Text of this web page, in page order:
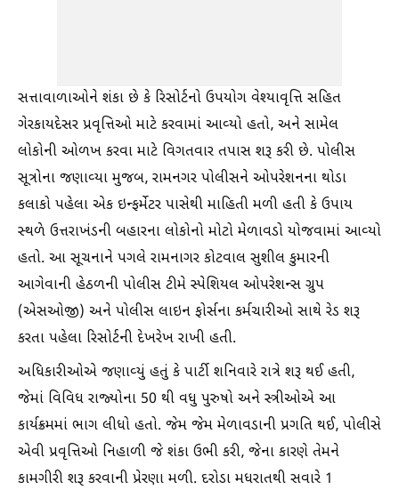
સત્તાવાળાઓને શંકા છે કે રિસોર્ટનો ઉપયોગ વેશ્યાવૃત્તિ સહિત
ગેરકાયદેસર પ્રવૃત્તિઓ માટે કરવામાં આવ્યો હતો, અને સામેલ
લોકોની ઓળખ કરવા માટે વિગતવાર તપાસ શરૂ કરી છે. પોલીસ
સૂત્રોના જણાવ્યા મુજબ, રામનગર પોલીસને ઓપરેશનના થોડા
કલાકો પહેલા એક ઇન્ફર્મેટર પાસેથી માહિતી મળી હતી કે ઉપાય
સ્થળે ઉત્તરાખંડની બહારના લોકોનો મોટો મેળાવડો યોજવામાં આવ્યો
હતો. આ સૂચનાને પગલે રામનાગર કોટવાલ સુશીલ કુમારની
આગેવાની હેઠળની પોલીસ ટીમે સ્પેશિયલ ઓપરેશન્સ ગ્રુપ
(એસઓજી) અને પોલીસ લાઇન ફોર્સના કર્મચારીઓ સાથે રેડ શરૂ
કરતા પહેલા રિસોર્ટની દેખરેખ રાખી હતી.
અધિકારીઓએ જણાવ્યું હતું કે પાર્ટી શનિવારે રાત્રે શરૂ થઈ હતી,
જેમાં વિવિધ રાજ્યોના 50 થી વધુ પુરુષો અને સ્ત્રીઓએ આ
કાર્યક્રમમાં ભાગ લીધો હતો. જેમ જેમ મેળાવડાની પ્રગતિ થઈ, પોલીસે
એવી પ્રવૃત્તિઓ નિહાળી જે શંકા ઉભી કરી, જેના કારણે તેમને
કામગીરી શરૂ કરવાની પ્રેરણા મળી. દરોડા મધરાતથી સવારે 1